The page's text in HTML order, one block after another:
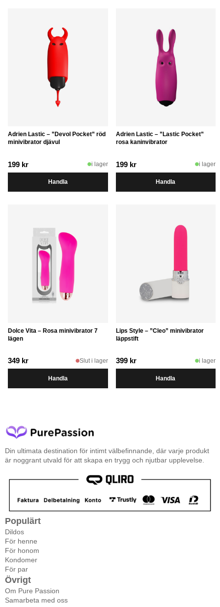
Adrien Lastic – ”Devol Pocket” röd
minivibrator djävul
199 kr i lager
Handla
Adrien Lastic – ”Lastic Pocket”
rosa kaninvibrator
199 kr i lager
Handla
Dolce Vita – Rosa minivibrator 7
lägen
349 kr Slut i lager
Handla
Lips Style – ”Cleo” minivibrator
läppstift
399 kr i lager
Handla
Din ultimata destination för intimt välbefinnande, där varje produkt
är noggrant utvald för att skapa en trygg och njutbar upplevelse.
Populärt
Dildos
För henne
För honom
Kondomer
För par
Övrigt
Om Pure Passion
Samarbeta med oss